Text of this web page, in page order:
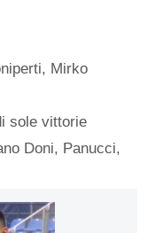
, Mirko
sole vittorie
Doni, Panucci,